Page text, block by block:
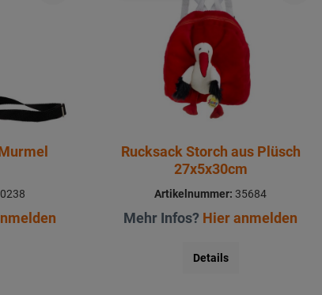
Rucksack Storch aus Plüsch
27x5x30cm
Artikelnummer: 35684
Mehr Infos? Hier anmelden
Details